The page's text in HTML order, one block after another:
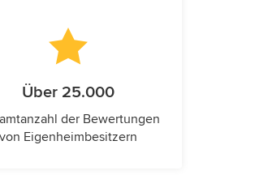
Über 25.000
der Bewertungen
von Eigenheimbesitzern